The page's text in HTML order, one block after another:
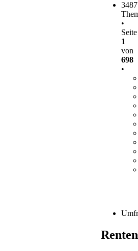
3487
•
Seite
1
von
698
•